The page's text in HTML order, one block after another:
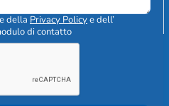
della Privacy Policye dell’
di contatto